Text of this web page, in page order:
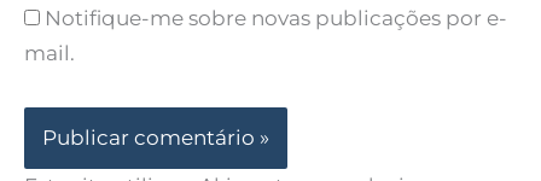
Notifique-me sobre novas publicações por e-
mail.